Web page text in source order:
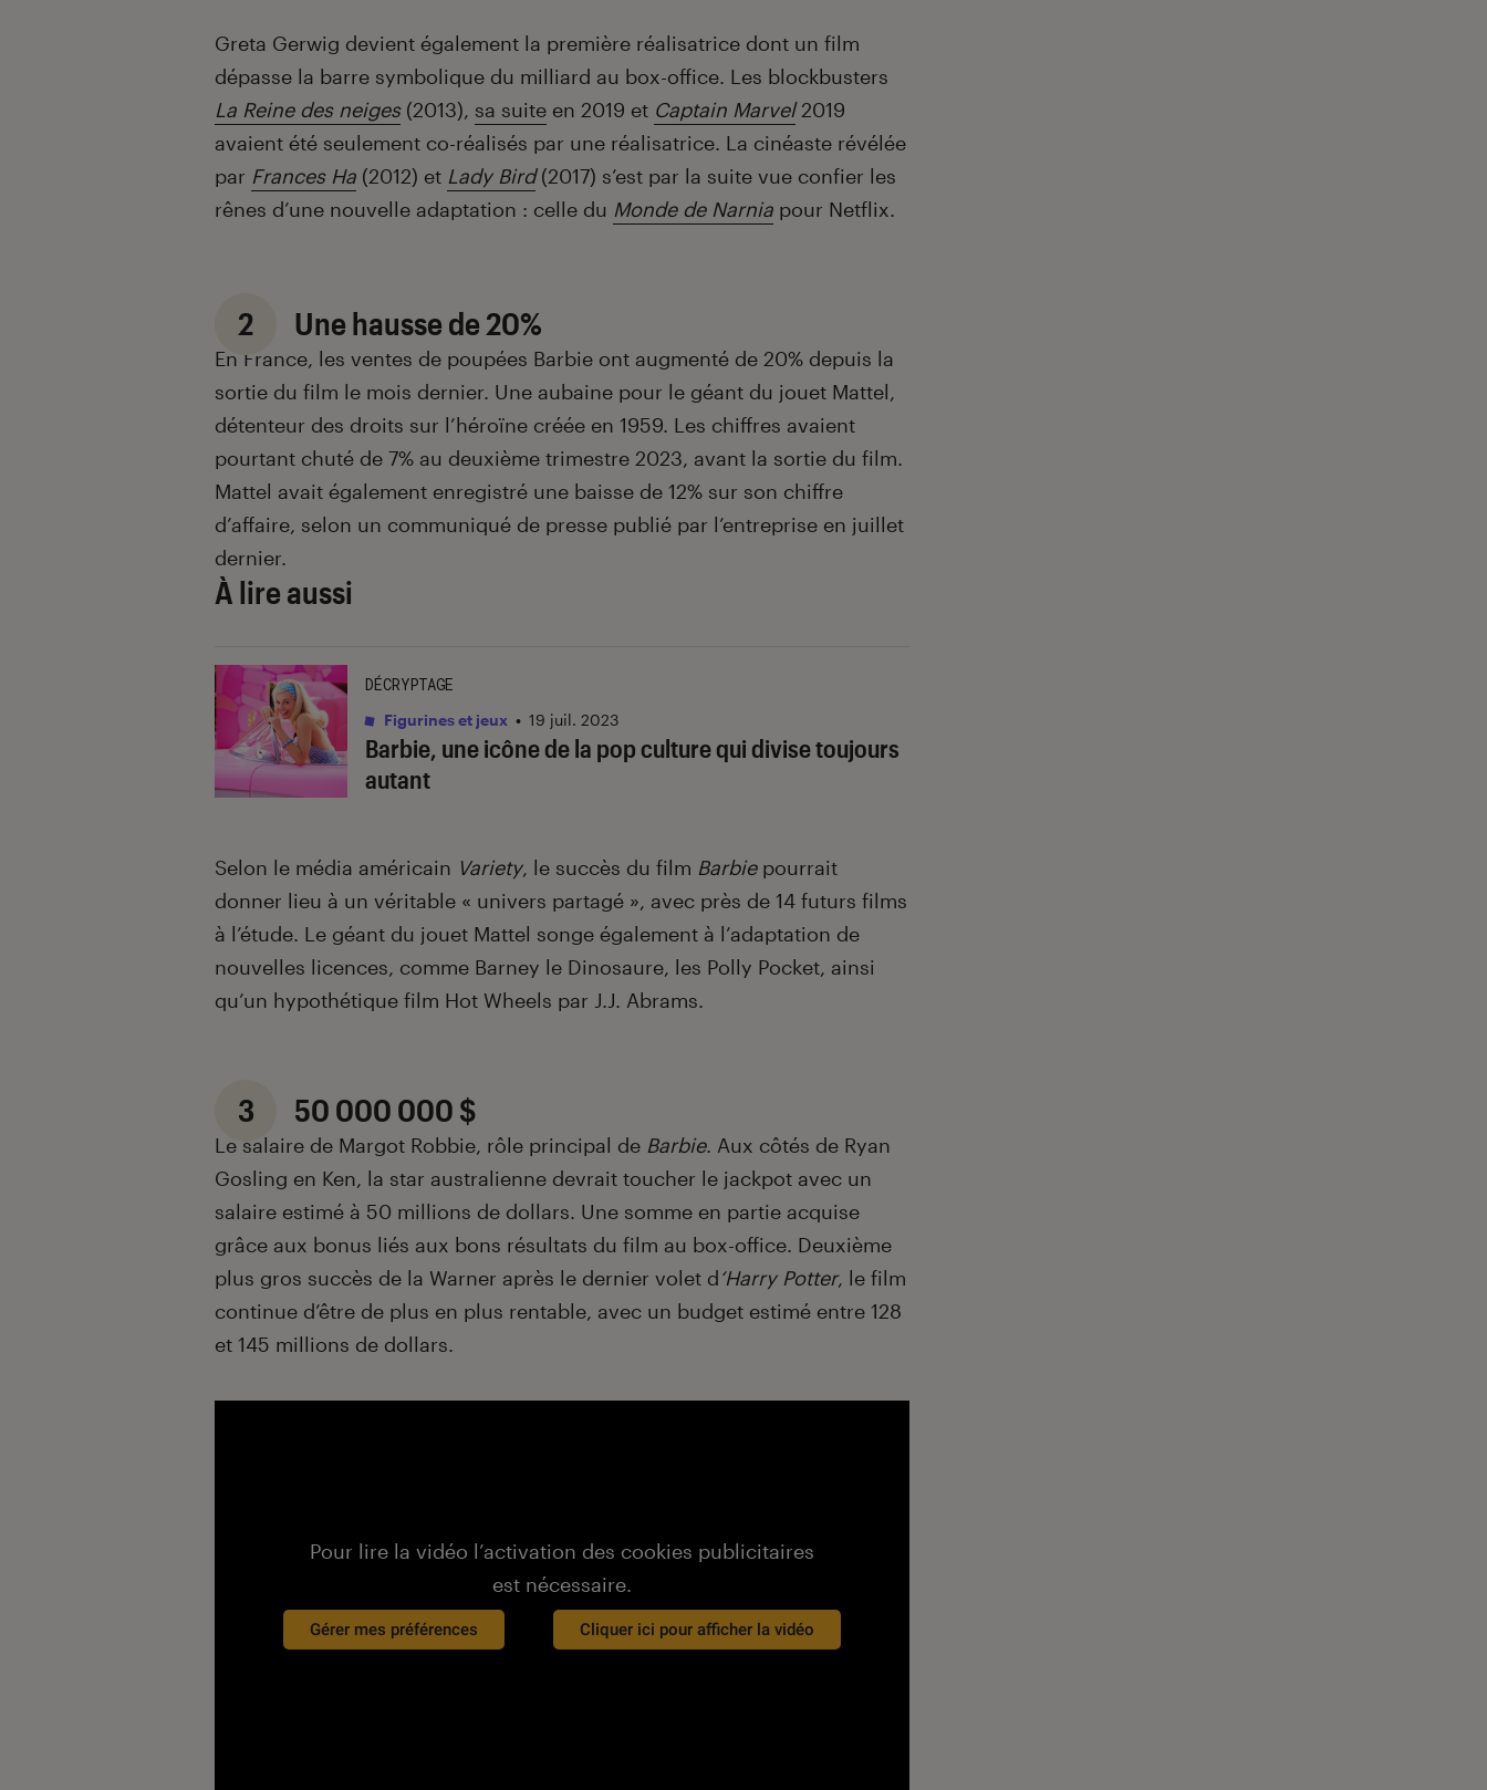
Greta Gerwig devient également la première réalisatrice dont un film
dépasse la barre symbolique du milliard au box-office. Les blockbusters
La Reine des neiges(2013), sa suite en 2019 et Captain Marvel2019
avaient été seulement co-réalisés par une réalisatrice. La cinéaste révélée
par Frances Ha (2012) et Lady Bird(2017) s’est par la suite vue confier les
rênes d’une nouvelle adaptation : celle du Monde de Narnia pour Netflix.
2 Une hausse de 20%
En France, les ventes de poupées Barbie ont augmenté de 20% depuis la
sortie du film le mois dernier. Une aubaine pour le géant du jouet Mattel,
détenteur des droits sur l’héroïne créée en 1959. Les chiffres avaient
pourtant chuté de 7% au deuxième trimestre 2023, avant la sortie du film.
Mattel avait également enregistré une baisse de 12% sur son chiffre
d’affaire, selon un communiqué de presse publié par l’entreprise en juillet
dernier.
À lire aussi
Barbie, une icône de la pop culture qui divise toujours
autant
DÉCRYPTAGE
Figurines et jeux • 19 juil. 2023
Selon le média américain Variety, le succès du film Barbiepourrait
donner lieu à un véritable « univers partagé », avec près de 14 futurs films
à l’étude. Le géant du jouet Mattel songe également à l’adaptation de
nouvelles licences, comme Barney le Dinosaure, les Polly Pocket, ainsi
qu’un hypothétique film Hot Wheels par J.J. Abrams.
3 50 000 000 $
Le salaire de Margot Robbie, rôle principal de Barbie. Aux côtés de Ryan
Gosling en Ken, la star australienne devrait toucher le jackpot avec un
salaire estimé à 50 millions de dollars. Une somme en partie acquise
grâce aux bonus liés aux bons résultats du film au box-office. Deuxième
plus gros succès de la Warner après le dernier volet d‘Harry Potter, le film
continue d’être de plus en plus rentable, avec un budget estimé entre 128
et 145 millions de dollars.
Pour lire la vidéo l’activation des cookies publicitaires
est nécessaire.
Gérer mes préférences Cliquer ici pour afficher la vidéo